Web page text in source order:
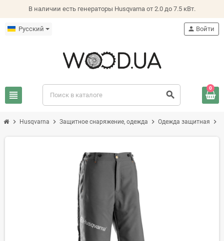
В наличии есть генераторы Husqvarna от 2.0 до 7.5 кВт.
Русский
view_headline search
person Войти
0
chevron_right Husqvarna chevron_right Защитное снаряжение, одежда chevron_right Одежда защитная chevron_right